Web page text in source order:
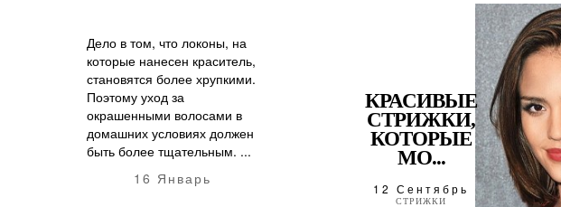
Дело в том, что локоны, на
которые нанесен краситель,
становятся более хрупкими.
Поэтому уход за
окрашенными волосами в
домашних условиях должен
быть более тщательным. ...
16 Январь
КРАСИВЫЕ
СТРИЖКИ,
КОТОРЫЕ
МО...
12 Сентябрь
СТРИЖКИ